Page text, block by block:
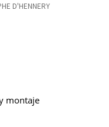
D'HENNERY
montaje